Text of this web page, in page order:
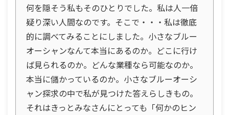
何を隠そう私もそのひとりでした。私は人一倍
疑り深い人間なのです。そこで・・・私は徹底
的に調べてみることにしました。小さなブルー
オーシャンなんて本当にあるのか。どこに行け
ば見られるのか。どんな業種なら可能なのか。
本当に儲かっているのか。小さなブルーオーシ
ャン探求の中で私が見つけた答えらしきもの。
それはきっとみなさんにとっても「何かのヒン